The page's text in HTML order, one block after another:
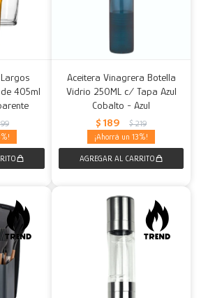
405ml
Aceitera Vinagrera Botella
Vidrio 250ML c/ Tapa Azul
Cobalto - Azul
$ 189 $ 219
13